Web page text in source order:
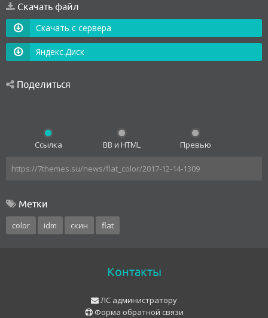
Скачать файл
Скачать с сервера
Яндекс.Диск
Поделиться
Ссылка BB и HTML Превью
Метки
color idm скин flat
Контакты
ЛС администратору
Форма обратной связи